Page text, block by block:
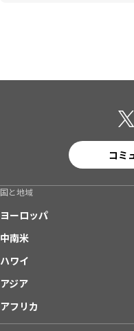
コミ
国と地域
ヨーロッパ
中南米
ハワイ
アジア
アフリカ